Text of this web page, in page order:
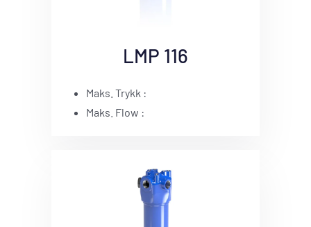
LMP 116
Maks. Trykk :
Maks. Flow :